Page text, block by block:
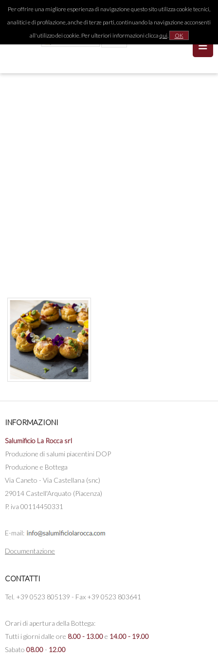
Per offrire una migliore esperienza di navigazione questo sito utilizza cookie tecnici,
analitici e di profilazione, anche di terze parti, continuando la navigazione acconsenti
all'utilizzo dei cookie. Per ulteriori informazioni clicca qui. OK
INFORMAZIONI
Salumificio La Rocca srl
Produzione di salumi piacentini DOP
Produzione e Bottega
Via Caneto - Via Castellana (snc)
29014 Castell'Arquato (Piacenza)
P. iva 00114450331
E-mail:
Documentazione
CONTATTI
Tel. +39 0523 805139 - Fax +39 0523 803641
Orari di apertura della Bottega:
Tutti i giorni dalle ore 8.00 - 13.00e 14.00 - 19.00
Sabato 08.00- 12.00